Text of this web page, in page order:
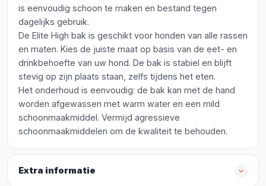
is eenvoudig schoon te maken en bestand tegen
dagelijks gebruik.
De Elite High bak is geschikt voor honden van alle rassen
en maten. Kies de juiste maat op basis van de eet- en
drinkbehoefte van uw hond. De bak is stabiel en blijft
stevig op zijn plaats staan, zelfs tijdens het eten.
Het onderhoud is eenvoudig: de bak kan met de hand
worden afgewassen met warm water en een mild
schoonmaakmiddel. Vermijd agressieve
schoonmaakmiddelen om de kwaliteit te behouden.
Extra informatie